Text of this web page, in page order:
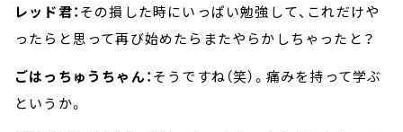
レッド君：その損した時にいっぱい勉強して、これだけや
ったらと思って再び始めたらまたやらかしちゃったと？
ごはっちゅうちゃん：そうですね（笑）。痛みを持って学ぶ
というか。